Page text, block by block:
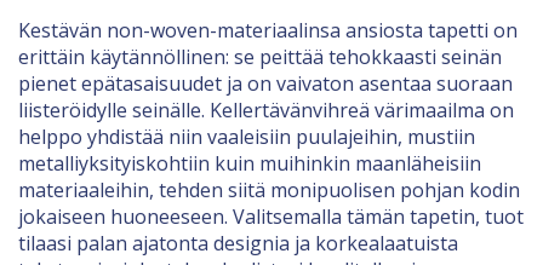
Kestävän non-woven-materiaalinsa ansiosta tapetti on
erittäin käytännöllinen: se peittää tehokkaasti seinän
pienet epätasaisuudet ja on vaivaton asentaa suoraan
liisteröidylle seinälle. Kellertävänvihreä värimaailma on
helppo yhdistää niin vaaleisiin puulajeihin, mustiin
metalliyksityiskohtiin kuin muihinkin maanläheisiin
materiaaleihin, tehden siitä monipuolisen pohjan kodin
jokaiseen huoneeseen. Valitsemalla tämän tapetin, tuot
tilaasi palan ajatonta designia ja korkealaatuista